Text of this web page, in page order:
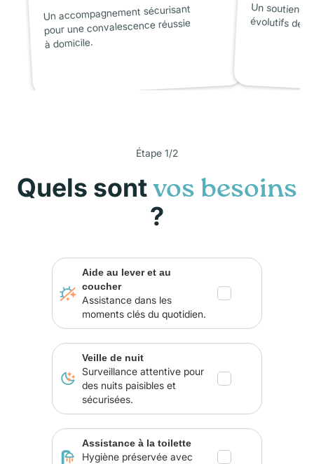
Un accompagnement sécurisant
pour une convalescence réussie
à domicile.
Un soutien
évolutifs de
Étape 1/2
Quels sont vos besoins
?
Aide au lever et au
coucher
Assistance dans les
moments clés du quotidien.
Veille de nuit
Surveillance attentive pour
des nuits paisibles et
sécurisées.
Assistance à la toilette
Hygiène préservée avec